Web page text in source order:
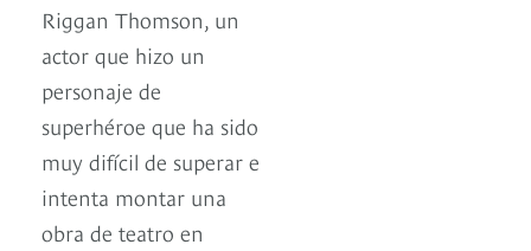
Riggan Thomson, un
actor que hizo un
personaje de
superhéroe que ha sido
muy difícil de superar e
intenta montar una
obra de teatro en